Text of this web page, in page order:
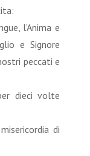
l’Anima e
e Signore
peccati e
dieci volte
di